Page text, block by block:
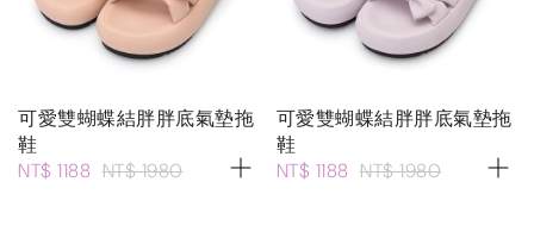
可愛雙蝴蝶結胖胖底氣墊拖
鞋
NT$ 1188 NT$ 1980
可愛雙蝴蝶結胖胖底氣墊拖
鞋
NT$ 1188 NT$ 1980